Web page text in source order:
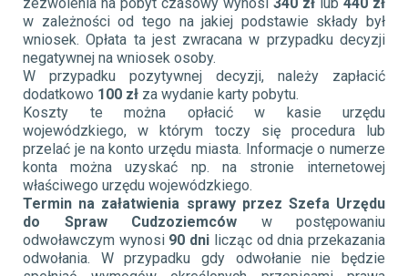
w zależności od tego na jakiej podstawie składy był
wniosek. Opłata ta jest zwracana w przypadku decyzji
negatywnej na wniosek osoby.
W przypadku pozytywnej decyzji, należy zapłacić
dodatkowo 100 zł za wydanie karty pobytu.
Koszty te można opłacić w kasie urzędu
wojewódzkiego, w którym toczy się procedura lub
przelać je na konto urzędu miasta. Informacje o numerze
konta można uzyskać np. na stronie internetowej
właściwego urzędu wojewódzkiego.
Termin na załatwienia sprawy przez Szefa Urzędu
do Spraw Cudzoziemców w postępowaniu
odwoławczym wynosi 90 dni licząc od dnia przekazania
odwołania. W przypadku gdy odwołanie nie będzie